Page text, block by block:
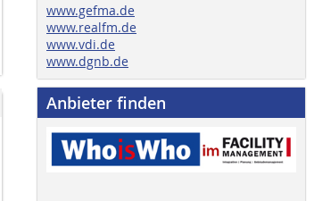
www.gefma.de
www.realfm.de
www.vdi.de
www.dgnb.de
Anbieter finden